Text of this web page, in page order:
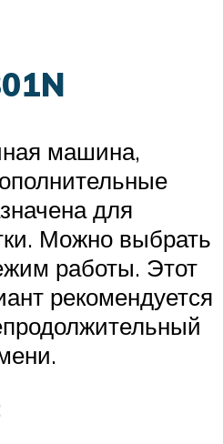
машина,
для
Можно выбрать
работы. Этот
рекомендуется